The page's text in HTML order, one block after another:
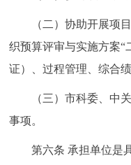
（二）协助开展项目
织预算评审与实施方案“
证）、过程管理、综合
（三）市科委、中关
事项。
第六条 承担单位是具